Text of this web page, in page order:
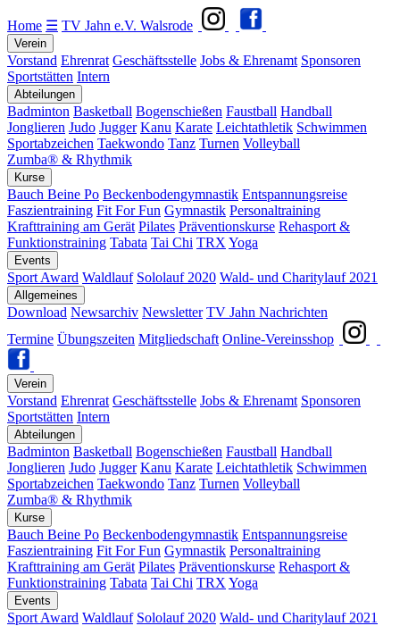
Home ☰ TV Jahn e.V. Walsrode
Verein
Vorstand Ehrenrat Geschäftsstelle Jobs & Ehrenamt Sponsoren
Sportstätten Intern
Abteilungen
Badminton Basketball Bogenschießen Faustball Handball
Jonglieren Judo Jugger Kanu Karate Leichtathletik Schwimmen
Sportabzeichen Taekwondo Tanz Turnen Volleyball
Zumba® & Rhythmik
Kurse
Bauch Beine Po Beckenbodengymnastik Entspannungsreise
Faszientraining Fit For Fun Gymnastik Personaltraining
Krafttraining am Gerät Pilates Präventionskurse Rehasport &
Funktionstraining Tabata Tai Chi TRX Yoga
Events
Sport Award Waldlauf Sololauf 2020 Wald- und Charitylauf 2021
Allgemeines
Download Newsarchiv Newsletter TV Jahn Nachrichten
Termine Übungszeiten Mitgliedschaft Online-Vereinsshop
Verein
Vorstand Ehrenrat Geschäftsstelle Jobs & Ehrenamt Sponsoren
Sportstätten Intern
Abteilungen
Badminton Basketball Bogenschießen Faustball Handball
Jonglieren Judo Jugger Kanu Karate Leichtathletik Schwimmen
Sportabzeichen Taekwondo Tanz Turnen Volleyball
Zumba® & Rhythmik
Kurse
Bauch Beine Po Beckenbodengymnastik Entspannungsreise
Faszientraining Fit For Fun Gymnastik Personaltraining
Krafttraining am Gerät Pilates Präventionskurse Rehasport &
Funktionstraining Tabata Tai Chi TRX Yoga
Events
Sport Award Waldlauf Sololauf 2020 Wald- und Charitylauf 2021